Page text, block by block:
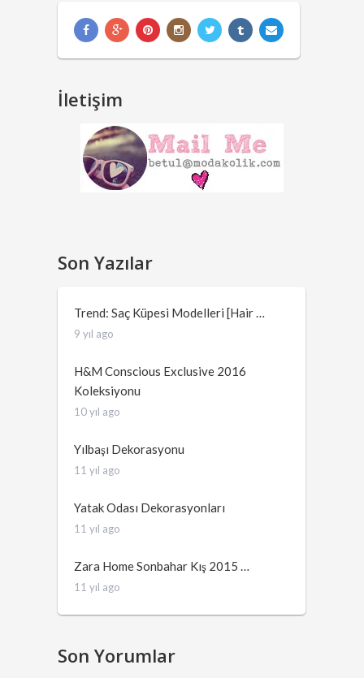
İletişim
Son Yazılar
Trend: Saç Küpesi Modelleri [Hair …
9 yıl ago
H&M Conscious Exclusive 2016
Koleksiyonu
10 yıl ago
Yılbaşı Dekorasyonu
11 yıl ago
Yatak Odası Dekorasyonları
11 yıl ago
Zara Home Sonbahar Kış 2015 …
11 yıl ago
Son Yorumlar